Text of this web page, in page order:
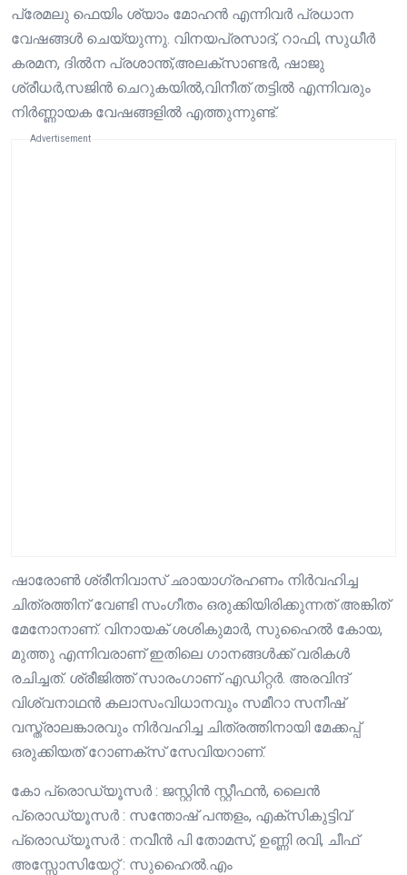
പ്രേമലു ഫെയിം ശ്യാം മോഹൻ എന്നിവർ പ്രധാന
വേഷങ്ങൾ ചെയ്യുന്നു. വിനയപ്രസാദ്‌, റാഫി, സുധീർ
കരമന, ദിൽന പ്രശാന്ത്,അലക്‌സാണ്ടർ, ഷാജു
ശ്രീധർ,സജിൻ ചെറുകയിൽ,വിനീത് തട്ടിൽ എന്നിവരും
നിർണ്ണായക വേഷങ്ങളിൽ എത്തുന്നുണ്ട്.
Advertisement
ഷാരോൺ ശ്രീനിവാസ് ഛായാഗ്രഹണം നിർവഹിച്ച
ചിത്രത്തിന് വേണ്ടി സംഗീതം ഒരുക്കിയിരിക്കുന്നത് അങ്കിത്
മേനോനാണ്. വിനായക് ശശികുമാർ, സുഹൈൽ കോയ,
മുത്തു എന്നിവരാണ് ഇതിലെ ഗാനങ്ങൾക്ക് വരികൾ
രചിച്ചത്. ശ്രീജിത്ത് സാരംഗാണ് എഡിറ്റർ. അരവിന്ദ്
വിശ്വനാഥൻ കലാസംവിധാനവും സമീറാ സനീഷ്
വസ്ത്രാലങ്കാരവും നിർവഹിച്ച ചിത്രത്തിനായി മേക്കപ്പ്
ഒരുക്കിയത് റോണക്സ് സേവിയറാണ്.
കോ പ്രൊഡ്യൂസർ : ജസ്റ്റിൻ സ്റ്റീഫൻ, ലൈൻ
പ്രൊഡ്യൂസർ : സന്തോഷ് പന്തളം, എക്സികുട്ടിവ്
പ്രൊഡ്യൂസർ : നവീൻ പി തോമസ്, ഉണ്ണി രവി, ചീഫ്
അസ്സോസിയേറ്റ് : സുഹൈൽ.എം